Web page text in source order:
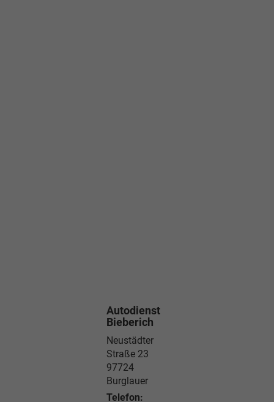
Autodienst
Bieberich
Neustädter
Straße 23
97724
Burglauer
Telefon: